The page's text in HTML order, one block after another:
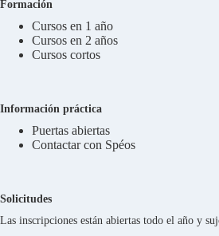
Formación
Cursos en 1 año
Cursos en 2 años
Cursos cortos
Información práctica
Puertas abiertas
Contactar con Spéos
Solicitudes
Las inscripciones están abiertas todo el año y